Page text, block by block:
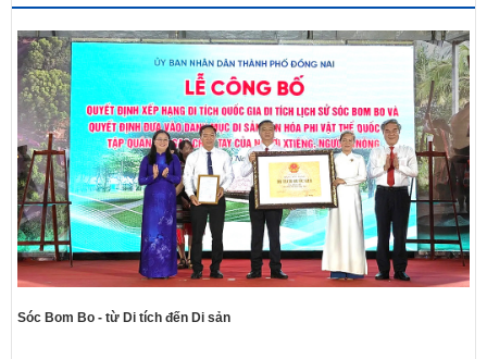
Sóc Bom Bo - từ Di tích đến Di sản